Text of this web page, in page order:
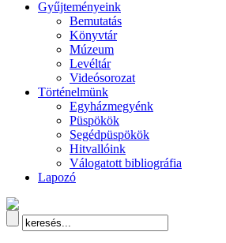
Gyűjteményeink
Bemutatás
Könyvtár
Múzeum
Levéltár
Videósorozat
Történelmünk
Egyházmegyénk
Püspökök
Segédpüspökök
Hitvallóink
Válogatott bibliográfia
Lapozó